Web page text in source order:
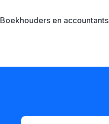
Boekhouders en accountants